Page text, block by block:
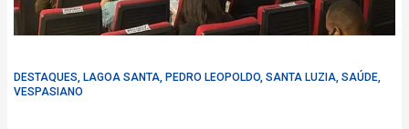
DESTAQUES, LAGOA SANTA, PEDRO LEOPOLDO, SANTA LUZIA, SAÚDE,
VESPASIANO